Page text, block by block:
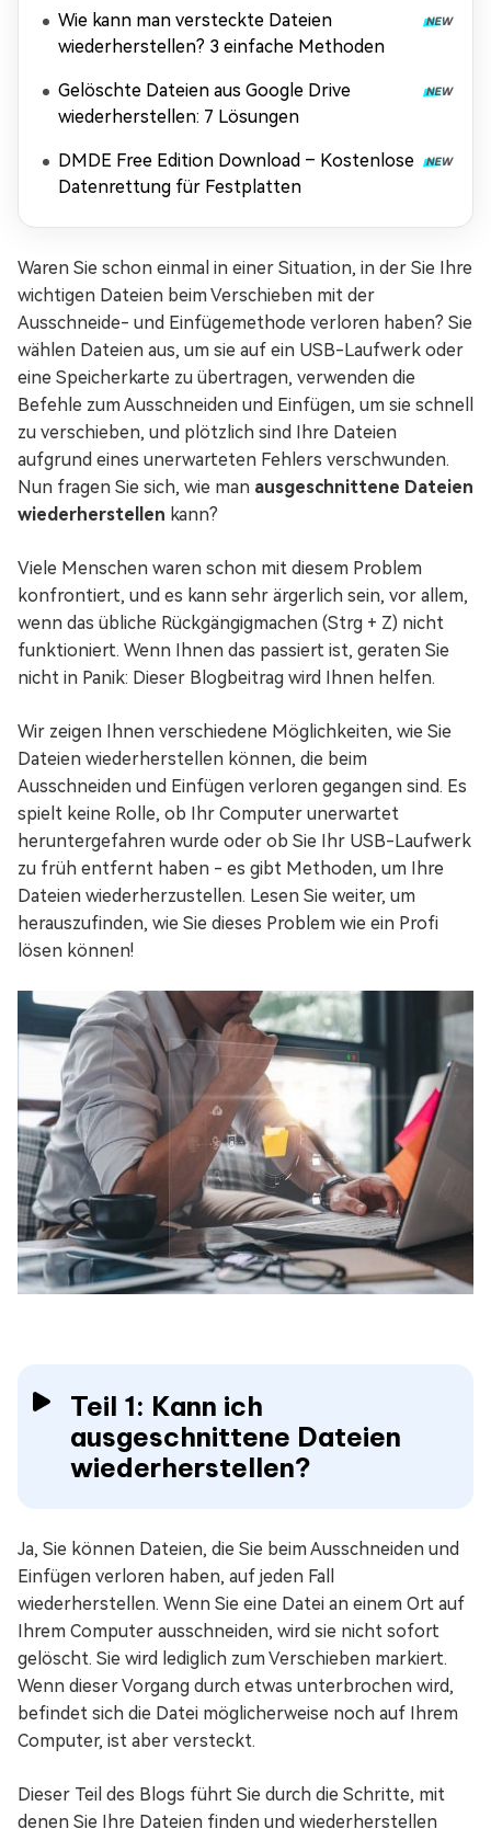
Wie kann man versteckte Dateien
wiederherstellen? 3 einfache Methoden
Gelöschte Dateien aus Google Drive
wiederherstellen: 7 Lösungen
DMDE Free Edition Download – Kostenlose
Datenrettung für Festplatten
Waren Sie schon einmal in einer Situation, in der Sie Ihre
wichtigen Dateien beim Verschieben mit der
Ausschneide- und Einfügemethode verloren haben? Sie
wählen Dateien aus, um sie auf ein USB-Laufwerk oder
eine Speicherkarte zu übertragen, verwenden die
Befehle zum Ausschneiden und Einfügen, um sie schnell
zu verschieben, und plötzlich sind Ihre Dateien
aufgrund eines unerwarteten Fehlers verschwunden.
Nun fragen Sie sich, wie man ausgeschnittene Dateien
wiederherstellen kann?
Viele Menschen waren schon mit diesem Problem
konfrontiert, und es kann sehr ärgerlich sein, vor allem,
wenn das übliche Rückgängigmachen (Strg + Z) nicht
funktioniert. Wenn Ihnen das passiert ist, geraten Sie
nicht in Panik: Dieser Blogbeitrag wird Ihnen helfen.
Wir zeigen Ihnen verschiedene Möglichkeiten, wie Sie
Dateien wiederherstellen können, die beim
Ausschneiden und Einfügen verloren gegangen sind. Es
spielt keine Rolle, ob Ihr Computer unerwartet
heruntergefahren wurde oder ob Sie Ihr USB-Laufwerk
zu früh entfernt haben - es gibt Methoden, um Ihre
Dateien wiederherzustellen. Lesen Sie weiter, um
herauszufinden, wie Sie dieses Problem wie ein Profi
lösen können!
Teil 1: Kann ich
ausgeschnittene Dateien
wiederherstellen?
Ja, Sie können Dateien, die Sie beim Ausschneiden und
Einfügen verloren haben, auf jeden Fall
wiederherstellen. Wenn Sie eine Datei an einem Ort auf
Ihrem Computer ausschneiden, wird sie nicht sofort
gelöscht. Sie wird lediglich zum Verschieben markiert.
Wenn dieser Vorgang durch etwas unterbrochen wird,
befindet sich die Datei möglicherweise noch auf Ihrem
Computer, ist aber versteckt.
Dieser Teil des Blogs führt Sie durch die Schritte, mit
denen Sie Ihre Dateien finden und wiederherstellen